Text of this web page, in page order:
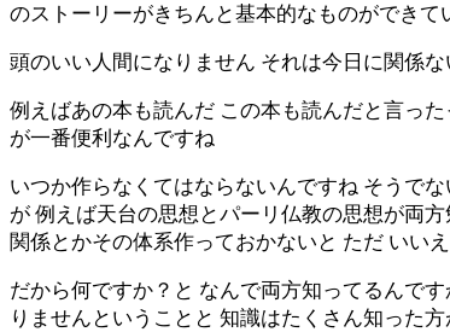
のストーリーがきちんと基本的なものができて
頭のいい人間になりません それは今日に関係
例えばあの本も読んだ この本も読んだと言っ
が一番便利なんですね
いつか作らなくてはならないんですね そうで
が 例えば天台の思想とパーリ仏教の思想が両
関係とかその体系作っておかないと ただ いい
だから何ですか？と なんで両方知ってるんで
りませんということと 知識はたくさん知った